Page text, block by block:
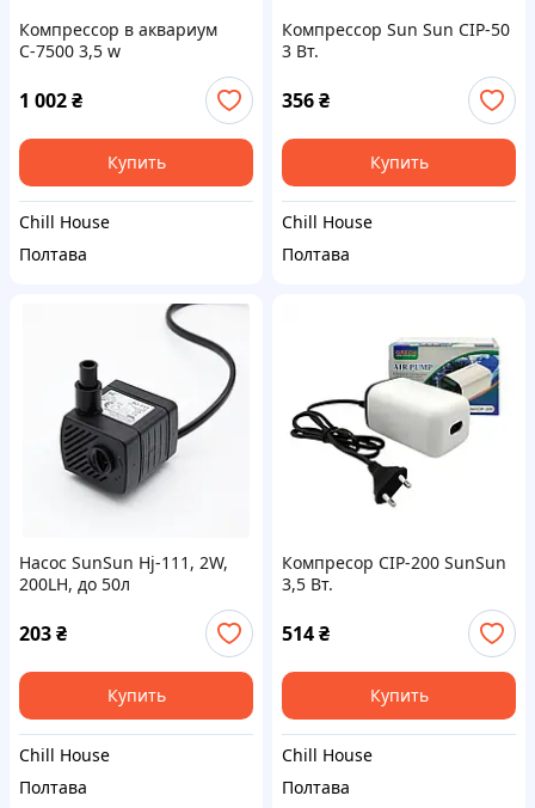
Компрессор в аквариум
С-7500 3,5 w
двухканальный, 2х3л мин
1 002₴
Купить
Chill House
Полтава
Компрессор Sun Sun CIP-50
3 Вт.
356₴
Купить
Chill House
Полтава
Насос SunSun Hj-111, 2W,
200LH, до 50л
203₴
Купить
Chill House
Полтава
Компресор CIP-200 SunSun
3,5 Вт.
514₴
Купить
Chill House
Полтава